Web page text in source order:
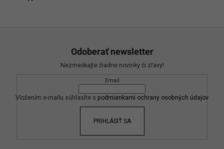
Odoberať newsletter
Nezmeškajte žiadne novinky či zľavy!
Email
Vložením e-mailu súhlasíte s podmienkami ochrany osobných údajov
PRIHLÁSIŤ SA